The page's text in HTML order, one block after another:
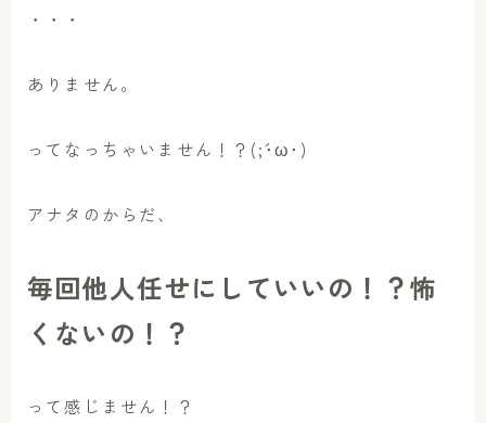
・・・
ありません。
ってなっちゃいません！？(;´･ω･)
アナタのからだ、
毎回他人任せにしていいの！？怖
くないの！？
って感じません！？